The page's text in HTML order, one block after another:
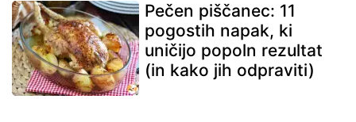
Pečen piščanec: 11
pogostih napak, ki
uničijo popoln rezultat
(in kako jih odpraviti)